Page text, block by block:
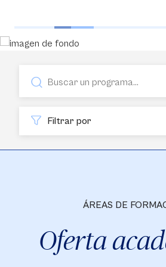
Filtrar por
ÁREAS DE
Oferta